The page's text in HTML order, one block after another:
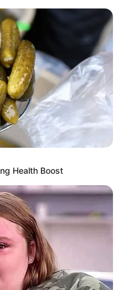
Health Boost